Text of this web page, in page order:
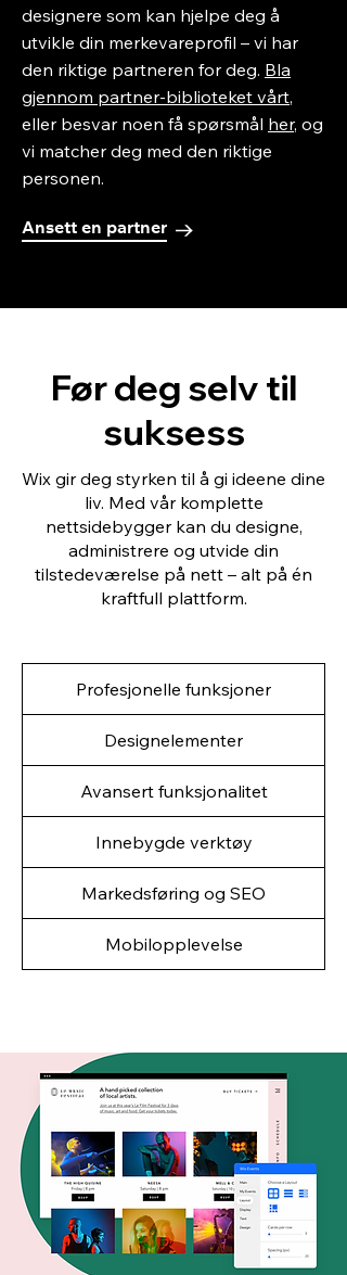
Før deg selv til
suksess
Wix gir deg styrken til å gi ideene dine
liv. Med vår komplette
nettsidebygger kan du designe,
administrere og utvide din
tilstedeværelse på nett – alt på én
kraftfull plattform.
Profesjonelle funksjoner
Designelementer
Avansert funksjonalitet
Innebygde verktøy
Markedsføring og SEO
Mobilopplevelse
designere som kan hjelpe deg å
utvikle din merkevareprofil – vi har
den riktige partneren for deg. Bla
gjennom partner-biblioteket vårt,
eller besvar noen få spørsmål her, og
vi matcher deg med den riktige
personen.
Ansett en partner